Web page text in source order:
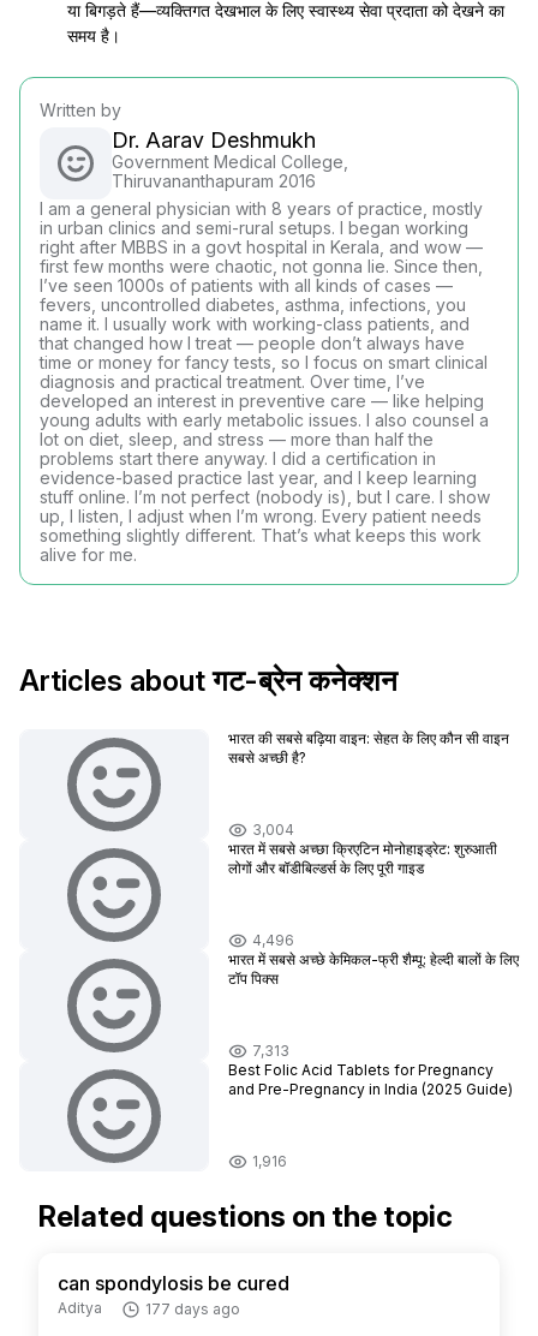
या बिगड़ते हैं—व्यक्तिगत देखभाल के लिए स्वास्थ्य सेवा प्रदाता को देखने का
समय है।
Written by
Dr. Aarav Deshmukh
Government Medical College,
Thiruvananthapuram 2016
I am a general physician with 8 years of practice, mostly
in urban clinics and semi-rural setups. I began working
right after MBBS in a govt hospital in Kerala, and wow —
first few months were chaotic, not gonna lie. Since then,
I’ve seen 1000s of patients with all kinds of cases —
fevers, uncontrolled diabetes, asthma, infections, you
name it. I usually work with working-class patients, and
that changed how I treat — people don’t always have
time or money for fancy tests, so I focus on smart clinical
diagnosis and practical treatment. Over time, I’ve
developed an interest in preventive care — like helping
young adults with early metabolic issues. I also counsel a
lot on diet, sleep, and stress — more than half the
problems start there anyway. I did a certification in
evidence-based practice last year, and I keep learning
stuff online. I’m not perfect (nobody is), but I care. I show
up, I listen, I adjust when I’m wrong. Every patient needs
something slightly different. That’s what keeps this work
alive for me.
Articles about गट-ब्रेन कनेक्शन
भारत की सबसे बढ़िया वाइन: सेहत के लिए कौन सी वाइन
सबसे अच्छी है?
3,004
भारत में सबसे अच्छा क्रिएटिन मोनोहाइड्रेट: शुरुआती
लोगों और बॉडीबिल्डर्स के लिए पूरी गाइड
4,496
भारत में सबसे अच्छे केमिकल-फ्री शैम्पू: हेल्दी बालों के लिए
टॉप पिक्स
7,313
Best Folic Acid Tablets for Pregnancy
and Pre-Pregnancy in India (2025 Guide)
1,916
Related questions on the topic
can spondylosis be cured
Aditya 177 days ago